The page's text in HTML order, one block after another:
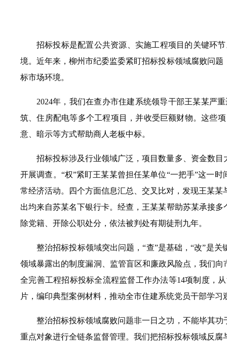
招标投标是配置公共资源、实施工程项目的关键环
境。近年来，柳州市纪委监委紧盯招标投标领域腐败问
标市场环境。
2024年，我们在查办市住建系统领导干部王某某严
筑、住房配电等多个工程项目，并收受巨额财物。这些
意、暗示等方式帮助商人老板中标。
招标投标涉及行业领域广泛，项目数量多、资金数
开展调查。“权”紧盯王某某曾担任某单位“一把手”这一
常经济活动。四个方面信息汇总、交叉比对，发现王某
出均来自苏某名下银行卡。经查，王某某帮助苏某承接
除党籍、开除公职处分，依法被判处有期徒刑九年。
整治招标投标领域突出问题，“查”是基础，“改”是
领域暴露出的制度漏洞、监管盲区和廉政风险点，我们
全完善工程招标投标全流程监督工作办法等14项制度，
片，编印典型案例材料，推动全市住建系统党员干部学习
整治招标投标领域腐败问题非一日之功，不能毕其
重点对象进行全链条监督管理。我们把招标投标领域反